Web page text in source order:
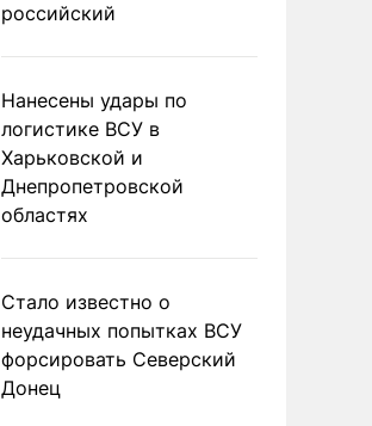
российский
Нанесены удары по
логистике ВСУ в
Харьковской и
Днепропетровской
областях
Стало известно о
неудачных попытках ВСУ
форсировать Северский
Донец